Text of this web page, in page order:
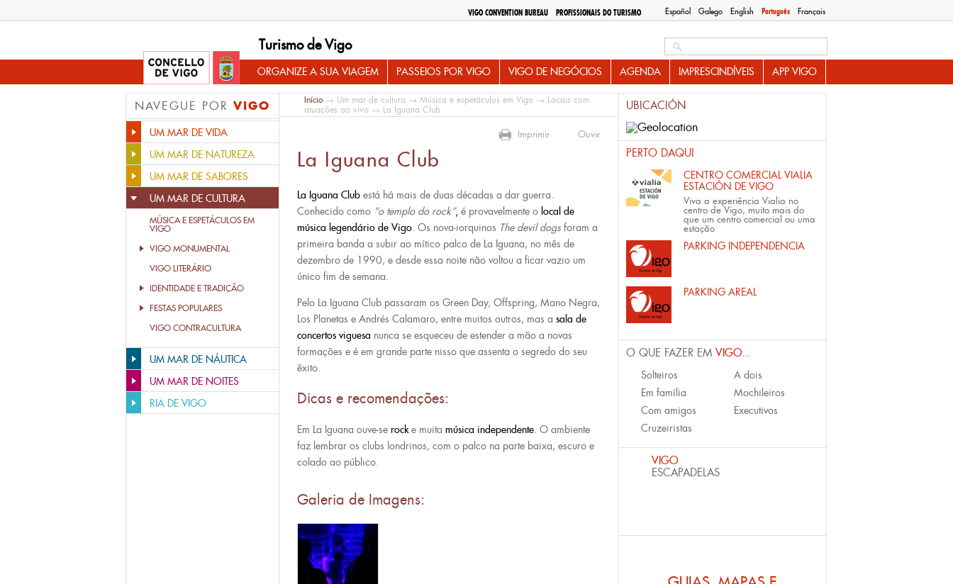
Español Galego English Português Français
VIGO CONVENTION BUREAU PROFISSIONAIS DO TURISMO
Turismo de Vigo
ORGANIZE A SUA VIAGEM PASSEIOS POR VIGO VIGO DE NEGÓCIOS AGENDA IMPRESCINDÍVEIS APP VIGO
NAVEGUE POR VIGO
UM MAR DE VIDA
UM MAR DE NATUREZA
UM MAR DE SABORES
UM MAR DE CULTURA
MÚSICA E ESPETÁCULOS EM
VIGO
VIGO MONUMENTAL
VIGO LITERÁRIO
IDENTIDADE E TRADIÇÂO
FESTAS POPULARES
VIGO CONTRACULTURA
UM MAR DE NÁUTICA
UM MAR DE NOITES
RIA DE VIGO
Início→ Um mar de cultura → Música e espetáculos em Vigo → Locais com
atuações ao vivo → La Iguana Club
Imprimir Ouvir
La Iguana Club
La Iguana Club está há mais de duas décadas a dar guerra.
Conhecido como “o templo do rock”, é provavelmente o local de
música legendário de Vigo. Os nova-iorquinos The devil dogs foram a
primeira banda a subir ao mítico palco de La Iguana, no mês de
dezembro de 1990, e desde essa noite não voltou a ficar vazio um
único fim de semana.
Pelo La Iguana Club passaram os Green Day, Offspring, Mano Negra,
Los Planetas e Andrés Calamaro, entre muitos outros, mas a sala de
concertos viguesa nunca se esqueceu de estender a mão a novas
formações e é em grande parte nisso que assenta o segredo do seu
êxito.
Dicas e recomendações:
Em La Iguana ouve-se rocke muita música independente. O ambiente
faz lembrar os clubs londrinos, com o palco na parte baixa, escuro e
colado ao público.
Galeria de Imagens:
UBICACIÓN
PERTO DAQUI
CENTRO COMERCIAL VIALIA
ESTACIÓN DE VIGO
Viva a experiência Vialia no
centro de Vigo, muito mais do
que um centro comercial ou uma
estação
PARKING INDEPENDENCIA
PARKING AREAL
O QUE FAZER EM VIGO...
Solteiros
A dois
Em família
Mochileiros
Com amigos
Executivos
Cruzeiristas
VIGO
ESCAPADELAS